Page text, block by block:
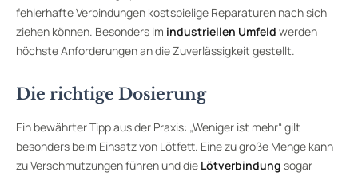
fehlerhafte Verbindungen kostspielige Reparaturen nach sich
ziehen können. Besonders im industriellen Umfeld werden
höchste Anforderungen an die Zuverlässigkeit gestellt.
Die richtige Dosierung
Ein bewährter Tipp aus der Praxis: „Weniger ist mehr“ gilt
besonders beim Einsatz von Lötfett. Eine zu große Menge kann
zu Verschmutzungen führen und die Lötverbindung sogar